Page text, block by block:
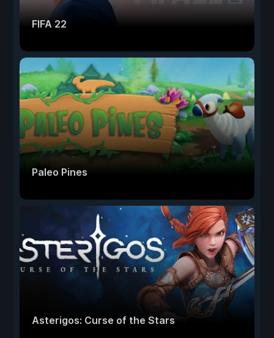
FIFA 22
Paleo Pines
Asterigos: Curse of the Stars